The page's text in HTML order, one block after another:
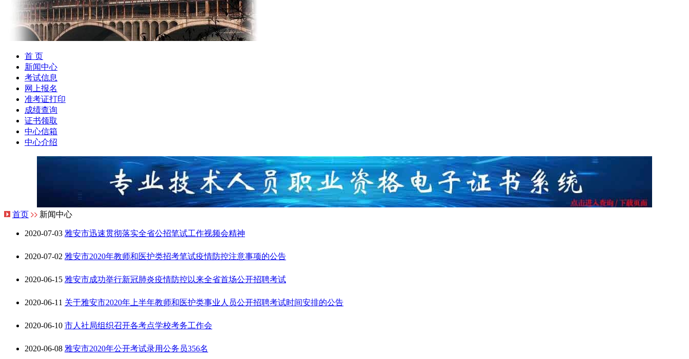
首 页
新闻中心
考试信息
网上报名
准考证打印
成绩查询
证书领取
中心信箱
中心介绍
首页 新闻中心
2020-07-03 雅安市迅速贯彻落实全省公招笔试工作视频会精神
2020-07-02 雅安市2020年教师和医护类招考笔试疫情防控注意事项的公告
2020-06-15 雅安市成功举行新冠肺炎疫情防控以来全省首场公开招聘考试
2020-06-11 关于雅安市2020年上半年教师和医护类事业人员公开招聘考试时间安排的公告
2020-06-10 市人社局组织召开各考点学校考务工作会
2020-06-08 雅安市2020年公开考试录用公务员356名